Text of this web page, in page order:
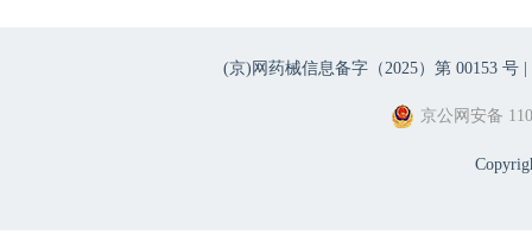
(京)网药械信息备字（2025）第 00153 号 |
京公网安备